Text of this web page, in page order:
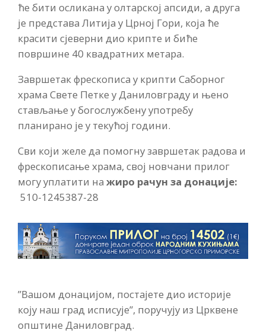
ће бити осликана у олтарској апсиди, а друга
је представа Литија у Црној Гори, која ће
красити сјеверни дио крипте и биће
површине 40 квадратних метара.
Завршетак фрескописа у крипти Саборног
храма Свете Петке у Даниловграду и њено
стављање у богослужбену употребу
планирано је у текућој години.
Сви који желе да помогну завршетак радова и
фрескописање храма, свој новчани прилог
могу уплатити на жиро рачун за донације:
510-1245387-28
”Вашом донацијом, постајете дио историје
коју наш град исписује”, поручују из Црквене
општине Даниловград.